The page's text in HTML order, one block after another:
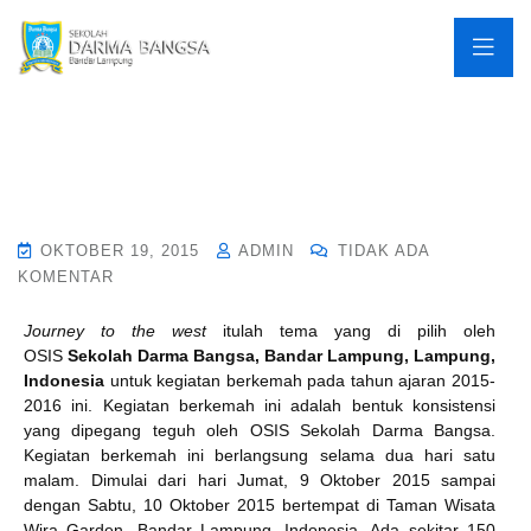
OKTOBER 19, 2015 ADMIN
TIDAK ADA
KOMENTAR
Journey to the westitulah tema yang di pilih oleh
OSIS Sekolah Darma Bangsa, Bandar Lampung, Lampung,
Indonesia untuk kegiatan berkemah pada tahun ajaran 2015-
2016 ini. Kegiatan berkemah ini adalah bentuk konsistensi
yang dipegang teguh oleh OSIS Sekolah Darma Bangsa.
Kegiatan berkemah ini berlangsung selama dua hari satu
malam. Dimulai dari hari Jumat, 9 Oktober 2015 sampai
dengan Sabtu, 10 Oktober 2015 bertempat di Taman Wisata